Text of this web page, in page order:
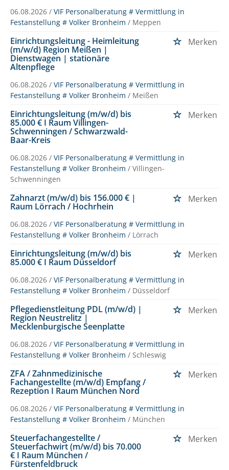
06.08.2026 / VIF Personalberatung # Vermittlung in
Festanstellung # Volker Bronheim / Meppen
Einrichtungsleitung - Heimleitung
(m/w/d) Region Meißen |
Dienstwagen | stationäre
Altenpflege
Merken
06.08.2026 / VIF Personalberatung # Vermittlung in
Festanstellung # Volker Bronheim / Meißen
Einrichtungsleitung (m/w/d) bis
85.000 € I Raum Villingen-
Schwenningen / Schwarzwald-
Baar-Kreis
Merken
06.08.2026 / VIF Personalberatung # Vermittlung in
Festanstellung # Volker Bronheim / Villingen-
Schwenningen
Zahnarzt (m/w/d) bis 156.000 € |
Raum Lörrach / Hochrhein
Merken
06.08.2026 / VIF Personalberatung # Vermittlung in
Festanstellung # Volker Bronheim / Lörrach
Einrichtungsleitung (m/w/d) bis
85.000 € I Raum Düsseldorf
Merken
06.08.2026 / VIF Personalberatung # Vermittlung in
Festanstellung # Volker Bronheim / Düsseldorf
Pflegedienstleitung PDL (m/w/d) |
Region Neustrelitz |
Mecklenburgische Seenplatte
Merken
06.08.2026 / VIF Personalberatung # Vermittlung in
Festanstellung # Volker Bronheim / Schleswig
ZFA / Zahnmedizinische
Fachangestellte (m/w/d) Empfang /
Rezeption I Raum München Nord
Merken
06.08.2026 / VIF Personalberatung # Vermittlung in
Festanstellung # Volker Bronheim / München
Steuerfachangestellte /
Steuerfachwirt (m/w/d) bis 70.000
€ I Raum München /
Fürstenfeldbruck
Merken